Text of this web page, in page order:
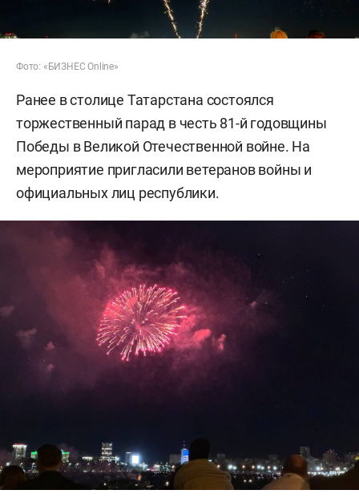
Фото: «БИЗНЕС Online»
Ранее в столице Татарстана состоялся
торжественный парад в честь 81-й годовщины
Победы в Великой Отечественной войне. На
мероприятие пригласили ветеранов войны и
официальных лиц республики.